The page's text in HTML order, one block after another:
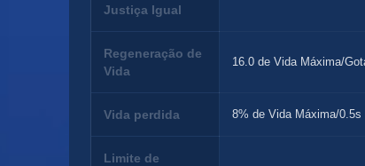
Justiça Igual
Regeneração de
Vida
16.0 de Vida Máxima/
Vida perdida 8% de Vida Máxima/0.5s
Limite de